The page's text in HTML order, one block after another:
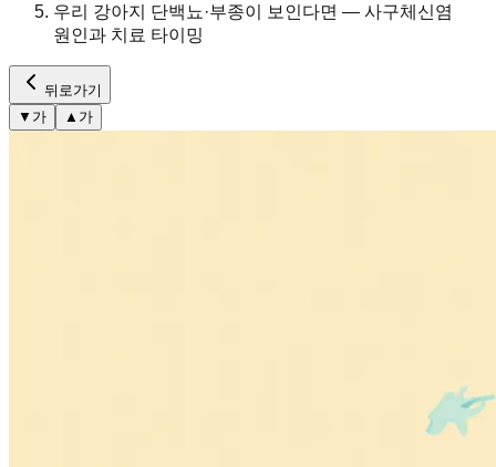
우리 강아지 단백뇨·부종이 보인다면 — 사구체신염
원인과 치료 타이밍
뒤로가기
▼ 가 ▲ 가